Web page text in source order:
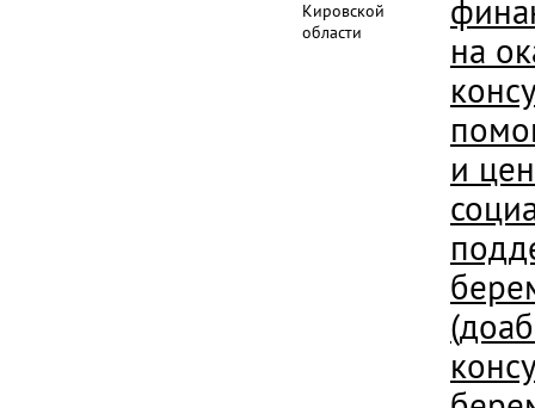
Кировской
области
на
и